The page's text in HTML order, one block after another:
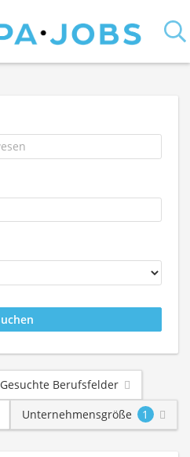
Gesuchte Berufsfelder
Unternehmensgröße 1